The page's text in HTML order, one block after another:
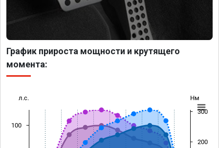
График прироста мощности и крутящего
момента:
л.с. Нм
100
200
300